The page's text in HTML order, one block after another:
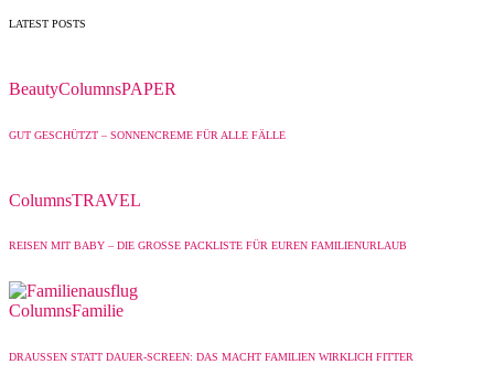
LATEST POSTS
BeautyColumnsPAPER
GUT GESCHÜTZT – SONNENCREME FÜR ALLE FÄLLE
ColumnsTRAVEL
REISEN MIT BABY – DIE GROSSE PACKLISTE FÜR EUREN FAMILIENURLAUB
ColumnsFamilie
DRAUSSEN STATT DAUER-SCREEN: DAS MACHT FAMILIEN WIRKLICH FITTER